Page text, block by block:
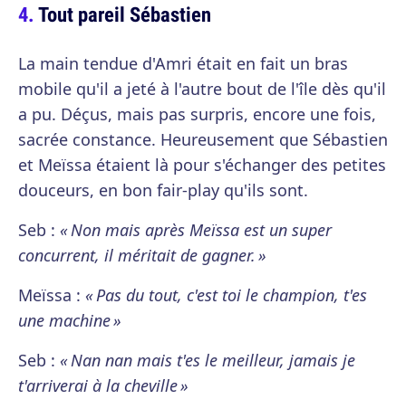
Tout pareil Sébastien
La main tendue d'Amri était en fait un bras
mobile qu'il a jeté à l'autre bout de l'île dès qu'il
a pu. Déçus, mais pas surpris, encore une fois,
sacrée constance. Heureusement que Sébastien
et Meïssa étaient là pour s'échanger des petites
douceurs, en bon fair-play qu'ils sont.
Seb : « Non mais après Meïssa est un super
concurrent, il méritait de gagner. »
Meïssa : « Pas du tout, c'est toi le champion, t'es
une machine »
Seb : « Nan nan mais t'es le meilleur, jamais je
t'arriverai à la cheville »